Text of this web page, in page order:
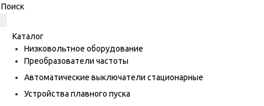
Каталог
Низковольтное оборудование
Преобразователи частоты
Автоматические выключатели стационарные
Устройства плавного пуска